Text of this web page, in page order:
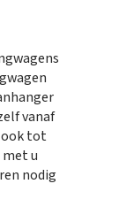
vanaf
ook tot
met u
nodig